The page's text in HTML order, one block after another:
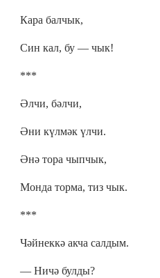
Кара балчык,
Син кал, бу — чык!
***
Әлчи, бәлчи,
Әни күлмәк үлчи.
Әнә тора чыпчык,
Монда торма, тиз чык.
***
Чәйнеккә акча салдым.
— Ничә булды?